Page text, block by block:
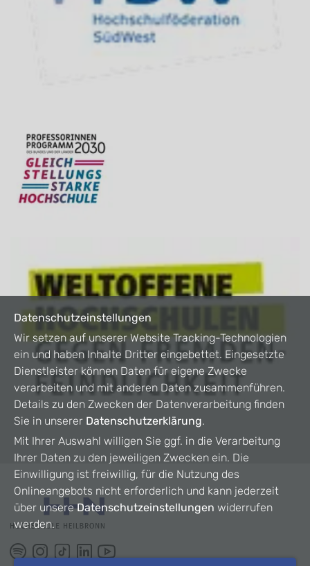
Datenschutzeinstellungen
Wir setzen auf unserer Website Tracking-Technologien
ein und haben Inhalte Dritter eingebettet. Eingesetzte
Dienstleister können Daten für eigene Zwecke
verarbeiten und mit anderen Daten zusammenführen.
Details zu den Zwecken der Datenverarbeitung finden
Sie in unserer Datenschutzerklärung.
Mit Ihrer Auswahl willigen Sie ggf. in die Verarbeitung
Ihrer Daten zu den jeweiligen Zwecken ein. Die
Einwilligung ist freiwillig, für die Nutzung des
Onlineangebots nicht erforderlich und kann jederzeit
über unsereDatenschutzeinstellungen widerrufen
werden.